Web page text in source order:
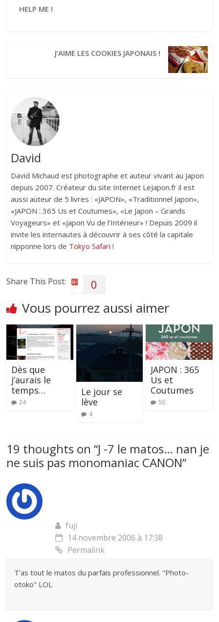
HELP ME !
J’AIME LES COOKIES JAPONAIS !
David
David Michaud est photographe et auteur vivant au Japon
depuis 2007. Créateur du site Internet LeJapon.fr il est
aussi auteur de 5 livres : «JAPON», «Traditionnel Japon»,
«JAPON : 365 Us et Coutumes», «Le Japon – Grands
Voyageurs» et «Japon Vu de l’Intérieur» ! Depuis 2009 il
invite les internautes à découvrir à ses côté la capitale
nipponne lors de Tokyo Safari !
Share This Post: 0
Vous pourrez aussi aimer
Dès que
j’aurais le
temps…
24
Le jour se
lève
4
JAPON : 365
Us et
Coutumes
50
19 thoughts on “J -7 le matos… nan je
ne suis pas monomaniac CANON”
fuji
14 novembre 2006 à 17:38
Permalink
T’as tout le matos du parfais professionnel. "Photo-
otoko" LOL